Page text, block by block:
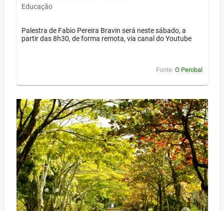
Educação
Palestra de Fabio Pereira Bravin será neste sábado, a
partir das 8h30, de forma remota, via canal do Youtube
Fonte: O Perobal